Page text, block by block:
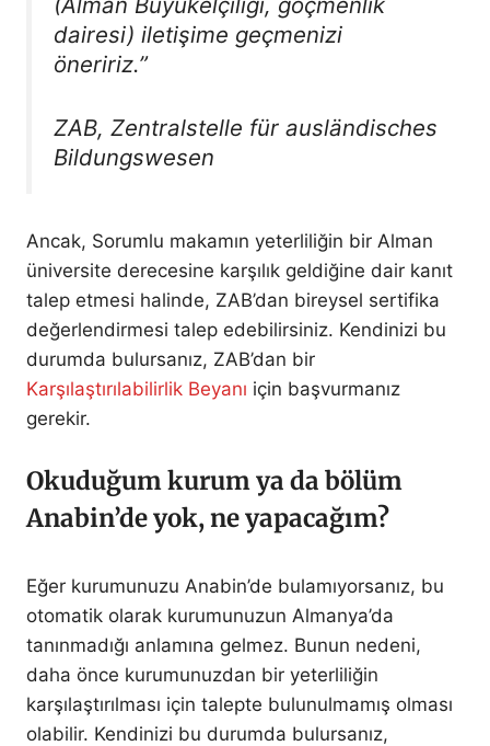
dairesi) iletişime geçmenizi
öneririz.”
ZAB, Zentralstelle für ausländisches
Bildungswesen
Ancak, Sorumlu makamın yeterliliğin bir Alman
üniversite derecesine karşılık geldiğine dair kanıt
talep etmesi halinde, ZAB’dan bireysel sertifika
değerlendirmesi talep edebilirsiniz. Kendinizi bu
durumda bulursanız, ZAB’dan bir
Karşılaştırılabilirlik Beyanı için başvurmanız
gerekir.
Okuduğum kurum ya da bölüm
Anabin’de yok, ne yapacağım?
Eğer kurumunuzu Anabin’de bulamıyorsanız, bu
otomatik olarak kurumunuzun Almanya’da
tanınmadığı anlamına gelmez. Bunun nedeni,
daha önce kurumunuzdan bir yeterliliğin
karşılaştırılması için talepte bulunulmamış olması
olabilir. Kendinizi bu durumda bulursanız,